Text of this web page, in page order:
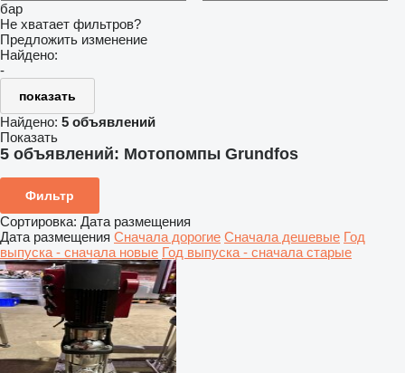
бар
Не хватает фильтров?
Предложить изменение
Найдено:
-
показать
Найдено: 5 объявлений
Показать
5 объявлений: Мотопомпы Grundfos
Фильтр
Сортировка: Дата размещения
Дата размещения Сначала дорогие Сначала дешевые Год
выпуска - сначала новые Год выпуска - сначала старые